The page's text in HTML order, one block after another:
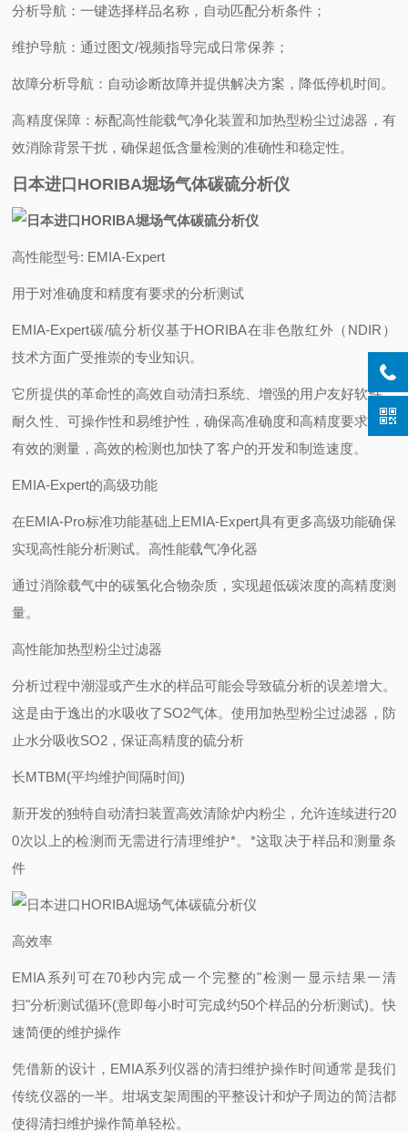
‌分析导航‌：一键选择样品名称，自动匹配分析条件；
‌维护导航‌：通过图文/视频指导完成日常保养；
‌故障分析导航‌：自动诊断故障并提供解决方案，降低停机时间。
‌高精度保障‌：标配高性能载气净化装置和加热型粉尘过滤器，有
效消除背景干扰，确保超低含量检测的准确性和稳定性。
日本进口HORIBA堀场气体碳硫分析仪
高性能型号: EMIA-Expert
用于对准确度和精度有要求的分析测试
EMIA-Expert碳/硫分析仪基于HORIBA在非色散红外（NDIR）
技术方面广受推崇的专业知识。
它所提供的革命性的高效自动清扫系统、增强的用户友好软件、
耐久性、可操作性和易维护性，确保高准确度和高精度要求下的
有效的测量，高效的检测也加快了客户的开发和制造速度。
EMIA-Expert的高级功能
在EMIA-Pro标准功能基础上EMIA-Expert具有更多高级功能确保
实现高性能分析测试。高性能载气净化器
通过消除载气中的碳氢化合物杂质，实现超低碳浓度的高精度测
量。
高性能加热型粉尘过滤器
分析过程中潮湿或产生水的样品可能会导致硫分析的误差增大。
这是由于逸出的水吸收了SO2气体。使用加热型粉尘过滤器，防
止水分吸收SO2，保证高精度的硫分析
长MTBM(平均维护间隔时间)
新开发的独特自动清扫装置高效清除炉内粉尘，允许连续进行20
0次以上的检测而无需进行清理维护*。*这取决于样品和测量条
件
高效率
EMIA系列可在70秒内完成一个完整的"检测一显示结果一清
扫"分析测试循环(意即每小时可完成约50个样品的分析测试)。快
速简便的维护操作
凭借新的设计，EMIA系列仪器的清扫维护操作时间通常是我们
传统仪器的一半。坩埚支架周围的平整设计和炉子周边的简洁都
使得清扫维护操作简单轻松。